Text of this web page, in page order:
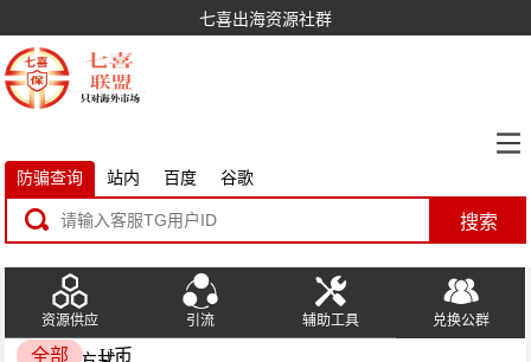
七喜出海资源社群
防骗查询 站内 百度 谷歌
搜索
资源供应 引流 辅助工具 兑换公群
全部 U币